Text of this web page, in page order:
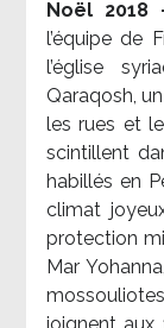
Noël 2018
l’équipe de
l’église
Qaraqosh,
les rues et
scintillent
habillés en
climat
protection
Mar